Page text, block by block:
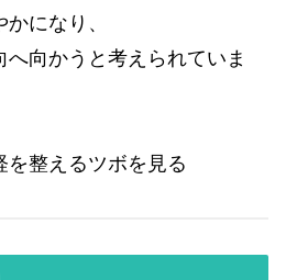
になり、
向かうと考えられていま
を整えるツボを見る